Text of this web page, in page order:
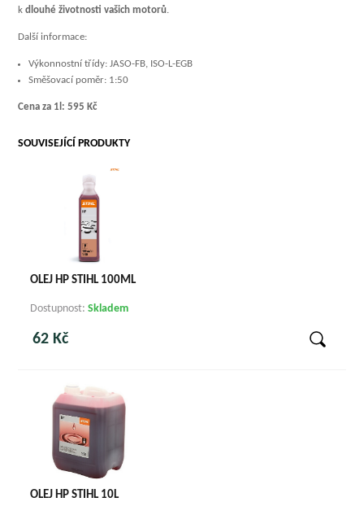
kdlouhé životnosti vašich motorů.
Další informace:
Výkonnostní třídy: JASO-FB, ISO-L-EGB
Směšovací poměr: 1:50
Cena za 1l: 595 Kč
SOUVISEJÍCÍ PRODUKTY
OLEJ HP STIHL 100ML
Dostupnost:Skladem
62 Kč
OLEJ HP STIHL 10L